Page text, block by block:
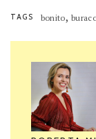
TAGS bonito,